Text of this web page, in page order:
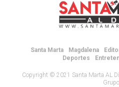
Santa Marta Magdalena
Deportes
Copyright © 2021 Santa Marta AL